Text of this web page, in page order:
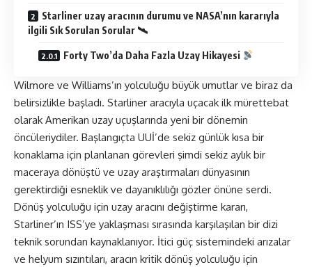
Starliner uzay aracının durumu ve NASA’nın kararıyla
ilgili Sık Sorulan Sorular 🛰
Forty Two’da Daha Fazla Uzay Hikayesi
Wilmore ve Williams’ın yolculuğu büyük umutlar ve biraz da
belirsizlikle başladı. Starliner aracıyla uçacak ilk mürettebat
olarak Amerikan uzay uçuşlarında yeni bir dönemin
öncüleriydiler. Başlangıçta UUİ’de sekiz günlük kısa bir
konaklama için planlanan görevleri şimdi sekiz aylık bir
maceraya dönüştü ve uzay araştırmaları dünyasının
gerektirdiği esneklik ve dayanıklılığı gözler önüne serdi.
Dönüş yolculuğu için uzay aracını değiştirme kararı,
Starliner’ın ISS’ye yaklaşması sırasında karşılaşılan bir dizi
teknik sorundan kaynaklanıyor. İtici güç sistemindeki arızalar
ve helyum sızıntıları, aracın kritik dönüş yolculuğu için